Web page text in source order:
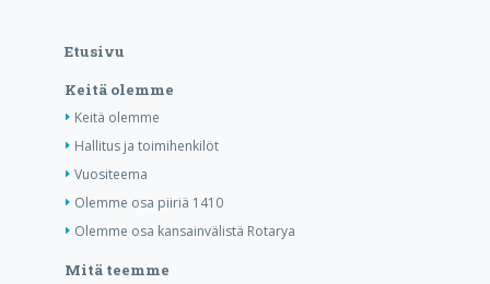
Etusivu
Keitä olemme
Keitä olemme
Hallitus ja toimihenkilöt
Vuositeema
Olemme osa piiriä 1410
Olemme osa kansainvälistä Rotarya
Mitä teemme